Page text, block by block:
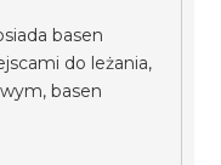
basen
do leżania,
basen